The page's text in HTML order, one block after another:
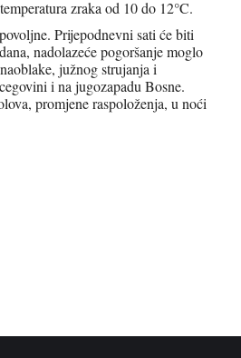
zraka od 10 do 12°C.
Prijepodnevni sati će biti
nadolazeće pogoršanje moglo
južnog strujanja i
i na jugozapadu Bosne.
promjene raspoloženja, u noći